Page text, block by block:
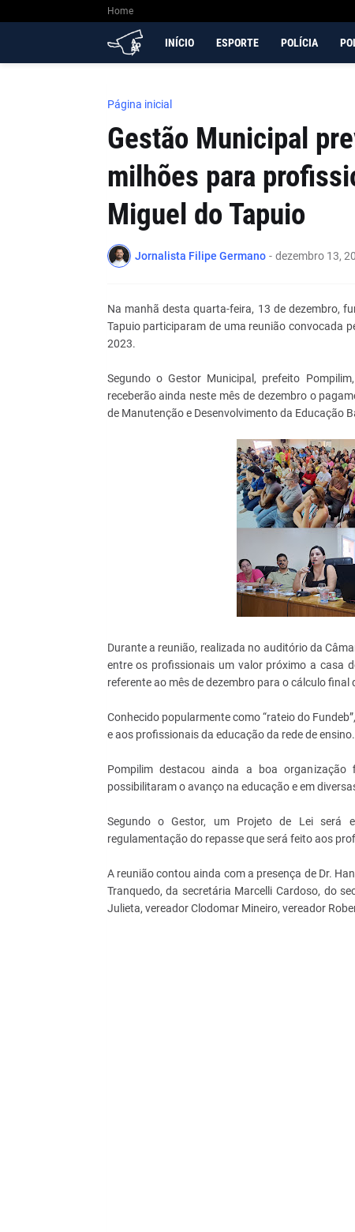
Home
INÍCIO ESPORTE POLÍCIA
Página inicial
Gestão Municipal
milhões para
Miguel do Tapuio
Jornalista Filipe Germano - dezembro 13,
Na manhã desta quarta-feira, 13 de dezembro,
Tapuio participaram de uma reunião convocada
2023.
Segundo o Gestor Municipal, prefeito
receberão ainda neste mês de dezembro o
de Manutenção e Desenvolvimento da Educação
Durante a reunião, realizada no auditório da
entre os profissionais um valor próximo a casa
referente ao mês de dezembro para o cálculo
Conhecido popularmente como “rateio do
e aos profissionais da educação da rede de ensino.
Pompilim destacou ainda a boa
possibilitaram o avanço na educação e em
Segundo o Gestor, um Projeto de Lei será
regulamentação do repasse que será feito aos
A reunião contou ainda com a presença de Dr.
Tranquedo, da secretária Marcelli Cardoso, do
Julieta, vereador Clodomar Mineiro, vereador